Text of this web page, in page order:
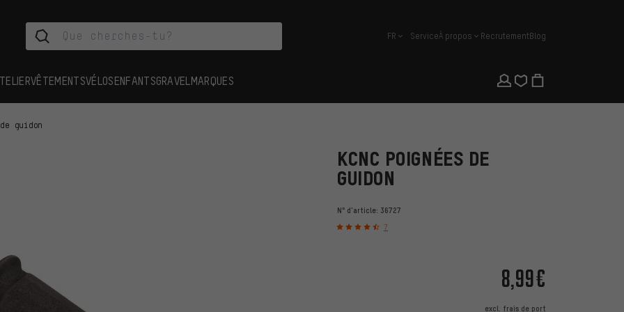
français
FR ServiceÀ propos RecrutementBlog
VÊTEMENTSVÉLOSENFANTSGRAVEL MARQUES
guidon
KCNC POIGNÉES DE
GUIDON
N° d'article: 36727
7
8,99€
excl. frais de port